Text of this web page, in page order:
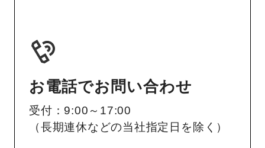
お電話でお問い合わせ
受付：9:00～17:00
（長期連休などの当社指定日を除く）